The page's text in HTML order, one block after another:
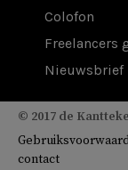
Colofon
Freelancers
Nieuwsbrief
© 2017 de
contact